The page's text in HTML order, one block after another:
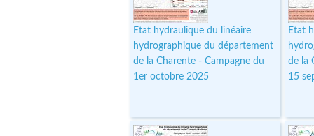
Etat hydraulique du linéaire
hydrographique du département
de la Charente - Campagne du
1er octobre 2025
Etat
de la
15